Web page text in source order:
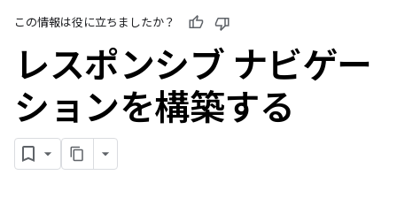
この情報は役に立ちましたか？
レスポンシブ ナビゲー
ションを構築する